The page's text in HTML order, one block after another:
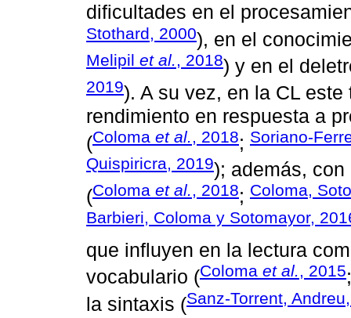
dificultades en el
Stothard, 2000), en el
Melipil et al., 2018) y en el
2019). A su vez, en la CL
rendimiento en respuesta a
(Coloma et al. , 2018; Soriano-
Quispiricra, 2019); además,
(Coloma et al., 2018; Coloma,
Barbieri, Coloma y Sotomayor,
que influyen en la lectura
vocabulario (Coloma et al., 2015
la sintaxis (Sanz-Torrent,